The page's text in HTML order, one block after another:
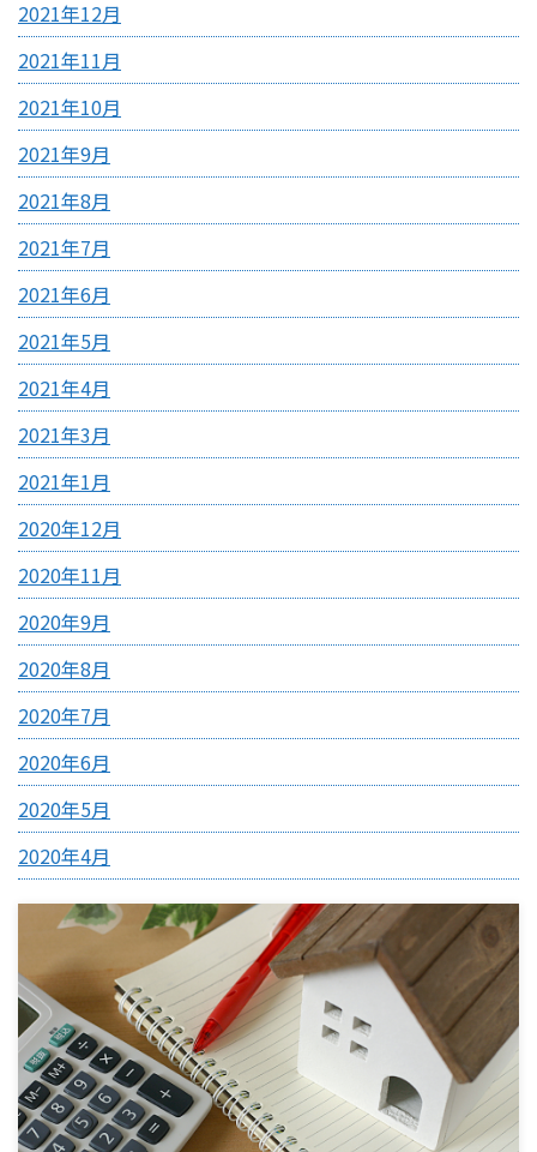
2021年12月
2021年11月
2021年10月
2021年9月
2021年8月
2021年7月
2021年6月
2021年5月
2021年4月
2021年3月
2021年1月
2020年12月
2020年11月
2020年9月
2020年8月
2020年7月
2020年6月
2020年5月
2020年4月